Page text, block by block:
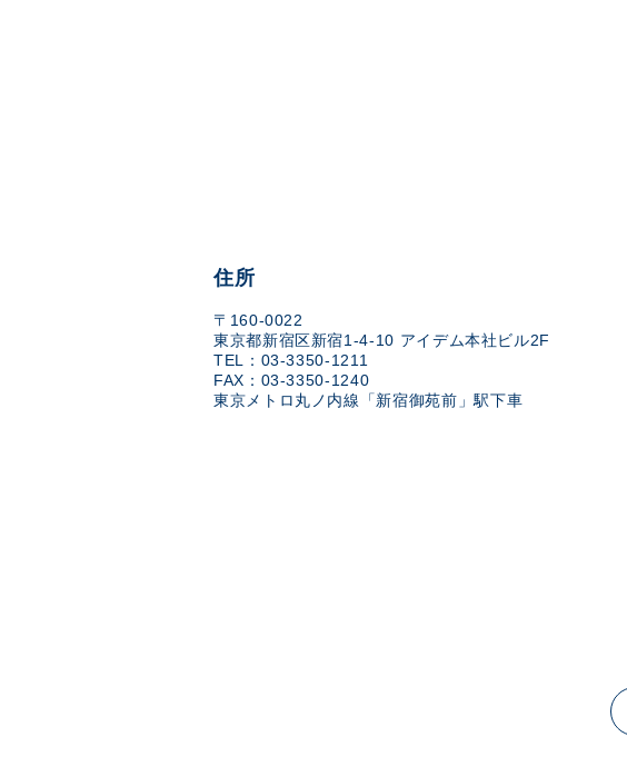
住所
〒160-0022
東京都新宿区新宿1-4-10 アイデム本社ビル2F
TEL：03-3350-1211
FAX：03-3350-1240
東京メトロ丸ノ内線「新宿御苑前」駅下車